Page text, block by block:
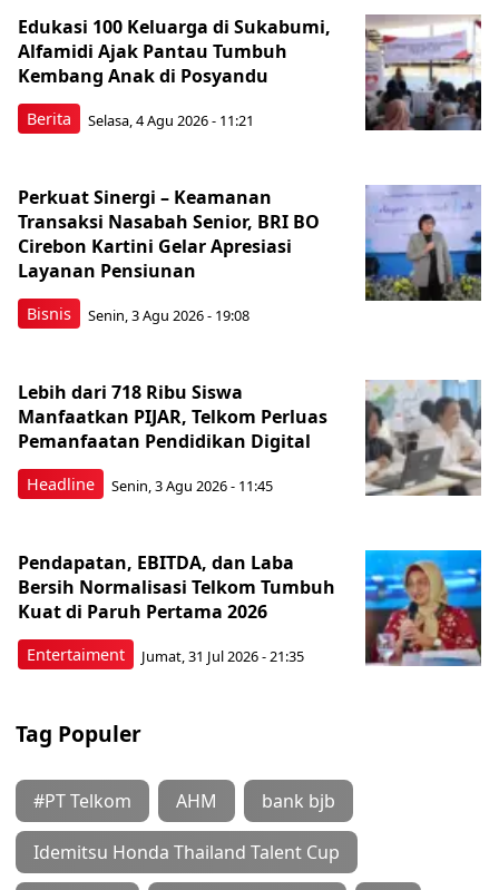
Berita
Edukasi 100 Keluarga di Sukabumi,
Alfamidi Ajak Pantau Tumbuh
Kembang Anak di Posyandu
Selasa, 4 Agu 2026 - 11:21
Bisnis
Perkuat Sinergi – Keamanan
Transaksi Nasabah Senior, BRI BO
Cirebon Kartini Gelar Apresiasi
Layanan Pensiunan
Senin, 3 Agu 2026 - 19:08
Headline
Lebih dari 718 Ribu Siswa
Manfaatkan PIJAR, Telkom Perluas
Pemanfaatan Pendidikan Digital
Senin, 3 Agu 2026 - 11:45
Entertaiment
Pendapatan, EBITDA, dan Laba
Bersih Normalisasi Telkom Tumbuh
Kuat di Paruh Pertama 2026
Jumat, 31 Jul 2026 - 21:35
Tag Populer
#PT Telkom AHM bank bjb
Idemitsu Honda Thailand Talent Cup